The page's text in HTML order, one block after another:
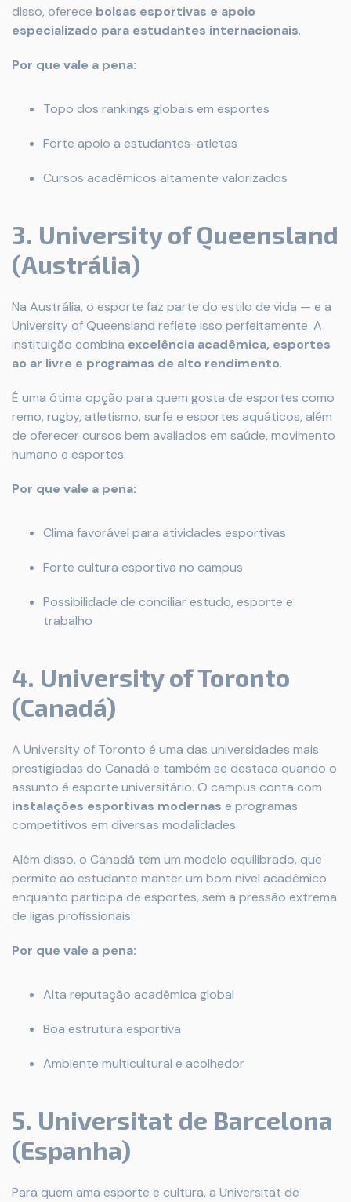
disso, oferece bolsas esportivas e apoio
especializado para estudantes internacionais.
Por que vale a pena:
Topo dos rankings globais em esportes
Forte apoio a estudantes-atletas
Cursos acadêmicos altamente valorizados
3. University of Queensland
(Austrália)
Na Austrália, o esporte faz parte do estilo de vida — e a
University of Queensland reflete isso perfeitamente. A
instituição combina excelência acadêmica, esportes
ao ar livre e programas de alto rendimento.
É uma ótima opção para quem gosta de esportes como
remo, rugby, atletismo, surfe e esportes aquáticos, além
de oferecer cursos bem avaliados em saúde, movimento
humano e esportes.
Por que vale a pena:
Clima favorável para atividades esportivas
Forte cultura esportiva no campus
Possibilidade de conciliar estudo, esporte e
trabalho
4. University of Toronto
(Canadá)
A University of Toronto é uma das universidades mais
prestigiadas do Canadá e também se destaca quando o
assunto é esporte universitário. O campus conta com
instalações esportivas modernas e programas
competitivos em diversas modalidades.
Além disso, o Canadá tem um modelo equilibrado, que
permite ao estudante manter um bom nível acadêmico
enquanto participa de esportes, sem a pressão extrema
de ligas profissionais.
Por que vale a pena:
Alta reputação acadêmica global
Boa estrutura esportiva
Ambiente multicultural e acolhedor
5. Universitat de Barcelona
(Espanha)
Para quem ama esporte e cultura, a Universitat de